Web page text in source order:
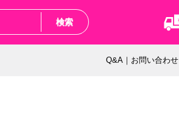
検索
Q&A｜お問い合わせ